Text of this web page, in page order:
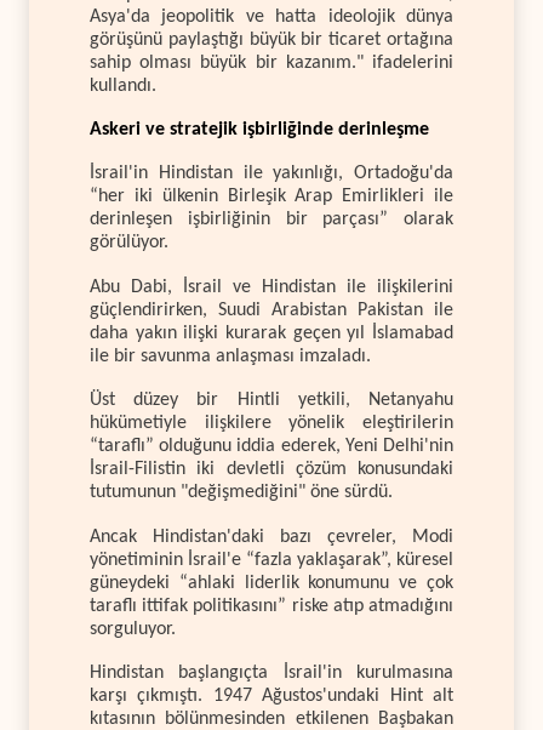
Asya'da jeopolitik ve hatta ideolojik dünya
görüşünü paylaştığı büyük bir ticaret ortağına
sahip olması büyük bir kazanım." ifadelerini
kullandı.
Askeri ve stratejik işbirliğinde derinleşme
İsrail'in Hindistan ile yakınlığı, Ortadoğu'da
“her iki ülkenin Birleşik Arap Emirlikleri ile
derinleşen işbirliğinin bir parçası” olarak
görülüyor.
Abu Dabi, İsrail ve Hindistan ile ilişkilerini
güçlendirirken, Suudi Arabistan Pakistan ile
daha yakın ilişki kurarak geçen yıl İslamabad
ile bir savunma anlaşması imzaladı.
Üst düzey bir Hintli yetkili, Netanyahu
hükümetiyle ilişkilere yönelik eleştirilerin
“taraflı” olduğunu iddia ederek, Yeni Delhi'nin
İsrail-Filistin iki devletli çözüm konusundaki
tutumunun "değişmediğini" öne sürdü.
Ancak Hindistan'daki bazı çevreler, Modi
yönetiminin İsrail'e “fazla yaklaşarak”, küresel
güneydeki “ahlaki liderlik konumunu ve çok
taraflı ittifak politikasını” riske atıp atmadığını
sorguluyor.
Hindistan başlangıçta İsrail'in kurulmasına
karşı çıkmıştı. 1947 Ağustos'undaki Hint alt
kıtasının bölünmesinden etkilenen Başbakan